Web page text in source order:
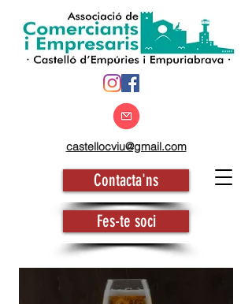
castellocviu@gmail.com
Contacta'ns
Fes-te soci